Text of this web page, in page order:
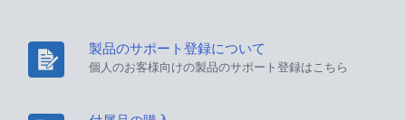
製品のサポート登録について
個人のお客様向けの製品のサポート登録はこちら